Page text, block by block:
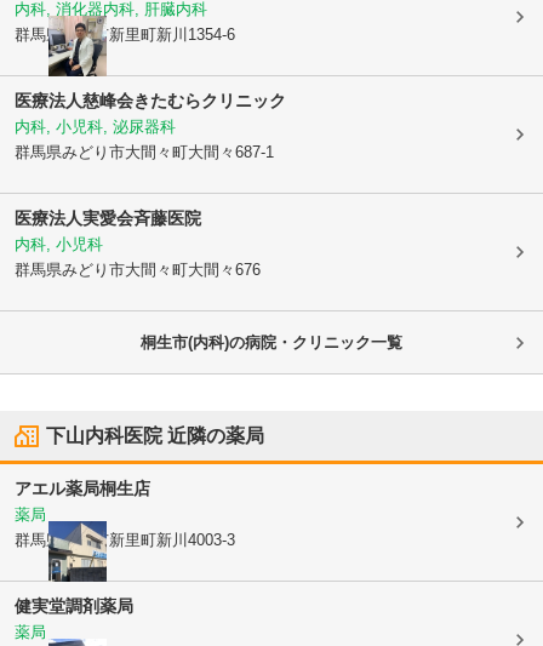
内科, 消化器内科, 肝臓内科
群馬県桐生市新里町新川1354-6
医療法人慈峰会きたむらクリニック
内科, 小児科, 泌尿器科
群馬県みどり市大間々町大間々687-1
医療法人実愛会斉藤医院
内科, 小児科
群馬県みどり市大間々町大間々676
桐生市(内科)の病院・クリニック一覧
下山内科医院近隣の薬局
アエル薬局桐生店
薬局
群馬県桐生市新里町新川4003-3
健実堂調剤薬局
薬局